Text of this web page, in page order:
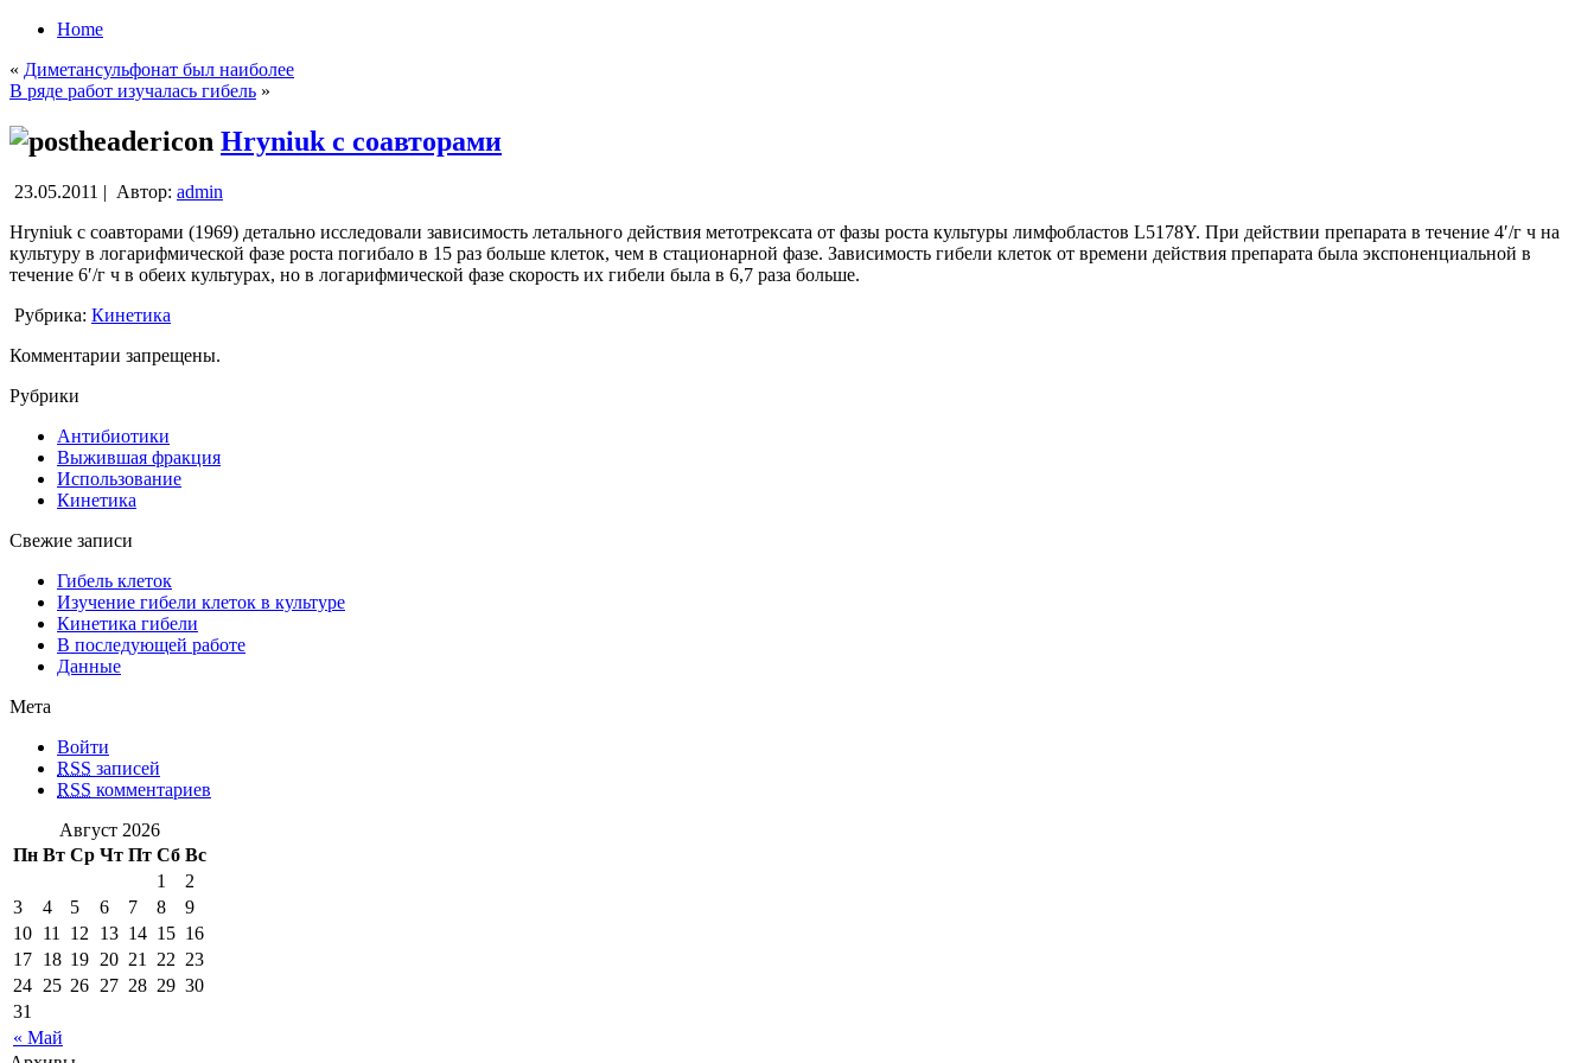
Home
« Диметансульфонат был наиболее
В ряде работ изучалась гибель »
Hryniuk с соавторами
23.05.2011 | Автор: admin
Hryniuk с соавторами (1969) детально исследовали зависимость летального действия метотрексата от фазы роста культуры лимфобластов L5178Y. При действии препарата в течение 4′/г ч на
культуру в логарифмической фазе роста погибало в 15 раз больше клеток, чем в стационарной фазе. Зависимость гибели клеток от времени действия препарата была экспоненциальной в
течение 6′/г ч в обеих культурах, но в логарифмической фазе скорость их гибели была в 6,7 раза больше.
Рубрика: Кинетика
Комментарии запрещены.
Рубрики
Антибиотики
Выжившая фракция
Использование
Кинетика
Свежие записи
Гибель клеток
Изучение гибели клеток в культуре
Кинетика гибели
В последующей работе
Данные
Мета
Войти
RSS записей
RSS комментариев
Август 2026
Пн Вт Ср Чт Пт Сб Вс
« Май
1
2
3
4 5 6 7 8
9
10 11 12 13 14 15 16
17 18 19 20 21 22 23
24 25 26 27 28 29 30
31